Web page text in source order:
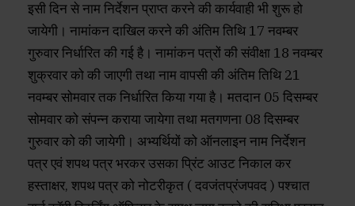
इसी दिन से नाम निर्देशन प्राप्त करने की कार्यवाही भी शुरू हो
जायेगी। नामांकन दाखिल करने की अंतिम तिथि 17 नवम्बर
गुरुवार निर्धारित की गई है। नामांकन पत्रों की संवीक्षा 18 नवम्बर
शुक्रवार को की जाएगी तथा नाम वापसी की अंतिम तिथि 21
नवम्बर सोमवार तक निर्धारित किया गया है। मतदान 05 दिसम्बर
सोमवार को संपन्न कराया जायेगा तथा मतगणना 08 दिसम्बर
गुरुवार को की जायेगी। अभ्यर्थियों को ऑनलाइन नाम निर्देशन
पत्र एवं शपथ पत्र भरकर उसका प्रिंट आउट निकाल कर
हस्ताक्षर, शपथ पत्र को नोटरीकृत ( दवजंतप्रंजपवद ) पश्चात